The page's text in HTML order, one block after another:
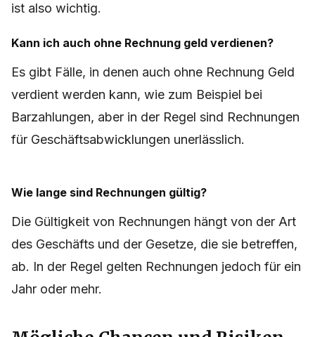
ist also wichtig.
Kann ich auch ohne Rechnung geld verdienen?
Es gibt Fälle, in denen auch ohne Rechnung Geld
verdient werden kann, wie zum Beispiel bei
Barzahlungen, aber in der Regel sind Rechnungen
für Geschäftsabwicklungen unerlässlich.
Wie lange sind Rechnungen gültig?
Die Gültigkeit von Rechnungen hängt von der Art
des Geschäfts und der Gesetze, die sie betreffen,
ab. In der Regel gelten Rechnungen jedoch für ein
Jahr oder mehr.